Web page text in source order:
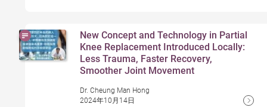
New Concept and Technology in Partial
Knee Replacement Introduced Locally:
Less Trauma, Faster Recovery,
Smoother Joint Movement
Dr. Cheung Man Hong
2024年10月14日